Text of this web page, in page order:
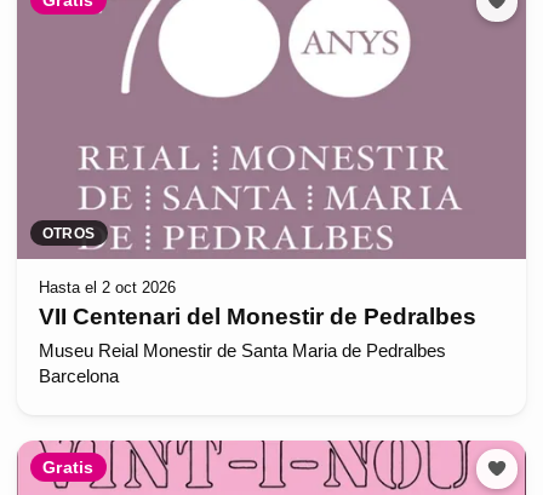
OTROS
Hasta el 2 oct 2026
VII Centenari del Monestir de Pedralbes
Museu Reial Monestir de Santa Maria de Pedralbes
Barcelona
Gratis